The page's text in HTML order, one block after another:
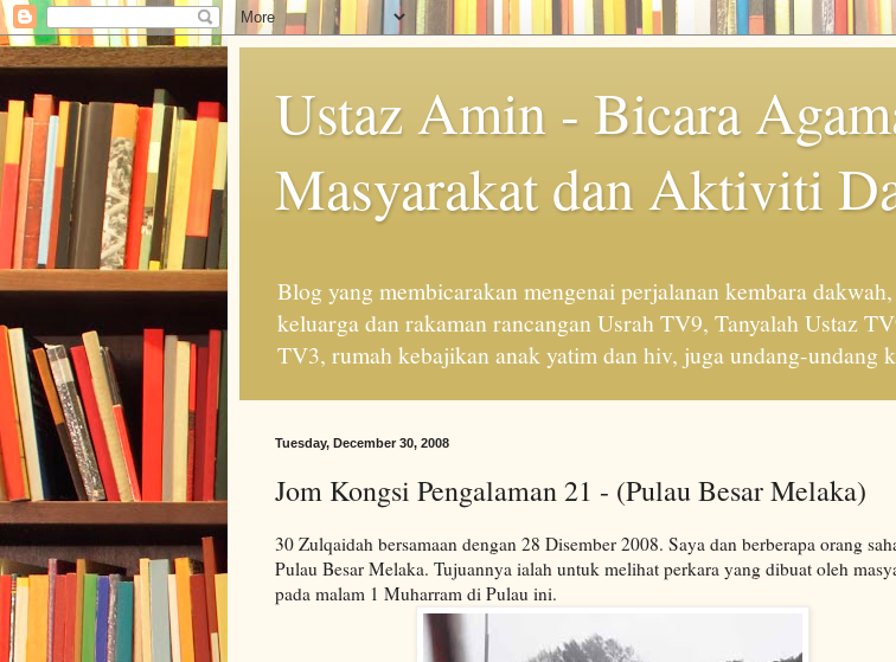
Ustaz Amin - Bicara
Masyarakat dan Aktiviti
Blog yang membicarakan mengenai perjalanan kembara
keluarga dan rakaman rancangan Usrah TV9, Tanyalah Ustaz
TV3, rumah kebajikan anak yatim dan hiv, juga undang-undang
Tuesday, December 30, 2008
Jom Kongsi Pengalaman 21 - (Pulau Besar Melaka)
30 Zulqaidah bersamaan dengan 28 Disember 2008. Saya dan berberapa orang
Pulau Besar Melaka. Tujuannya ialah untuk melihat perkara yang dibuat oleh
pada malam 1 Muharram di Pulau ini.